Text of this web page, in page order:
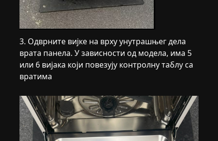
3. Одврните вијке на врху унутрашњег дела
врата панела. У зависности од модела, има 5
или 6 вијака који повезују контролну таблу са
вратима